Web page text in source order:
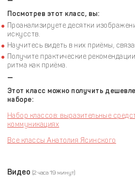
Посмотрев этот класс, вы:
Проанализируете десятки
искусств.
Научитесь видеть в них приёмы,
Получите практические
ритма как приёма.
—
Этот класс можно получить
наборе:
Набор классов: выразительные
коммуникациях
Все классы Анатолия Ясинского
Видео (2 часа 19 минут)